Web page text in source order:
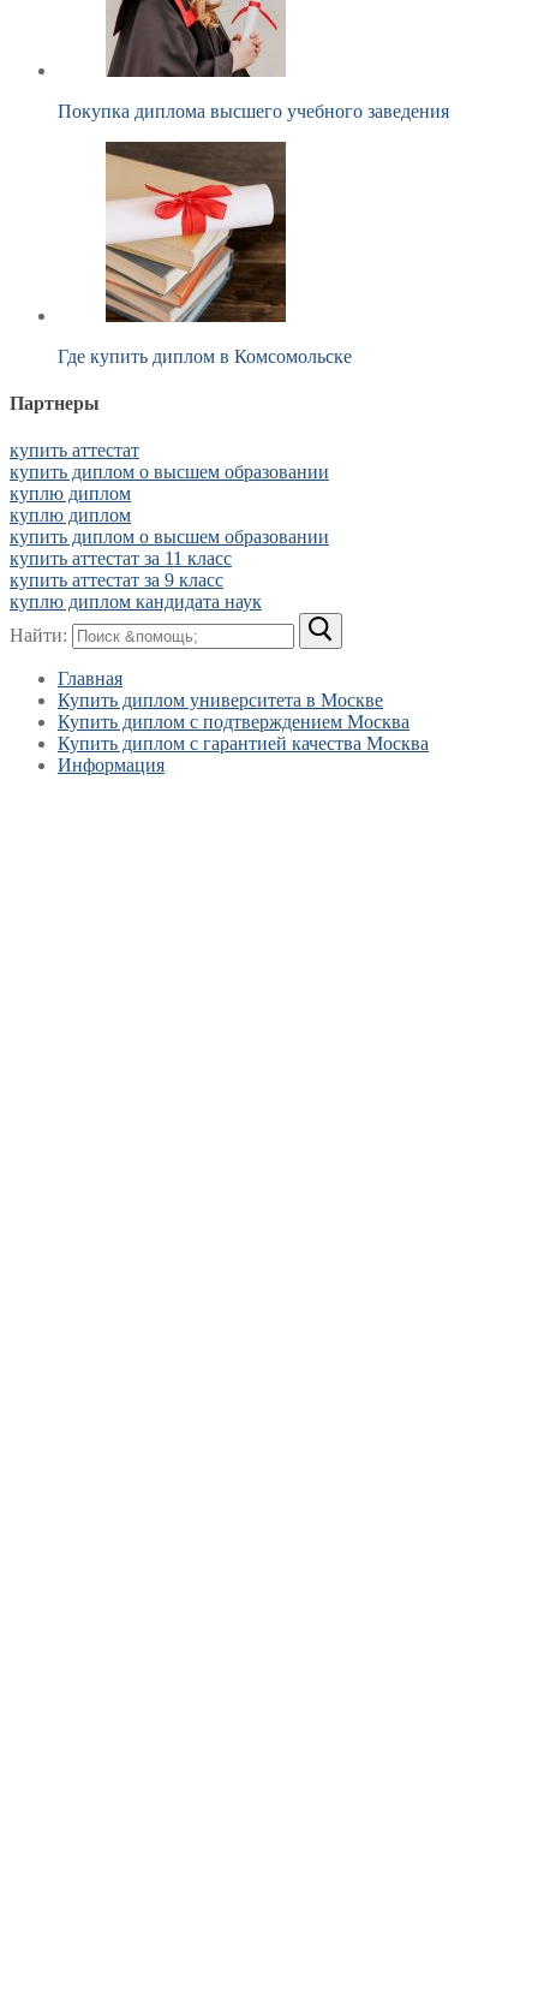
Покупка диплома высшего учебного заведения
Где купить диплом в Комсомольске
Партнеры
купить аттестат
купить диплом о высшем образовании
куплю диплом
куплю диплом
купить диплом о высшем образовании
купить аттестат за 11 класс
купить аттестат за 9 класс
куплю диплом кандидата наук
Найти:
Главная
Купить диплом университета в Москве
Купить диплом с подтверждением Москва
Купить диплом с гарантией качества Москва
Информация